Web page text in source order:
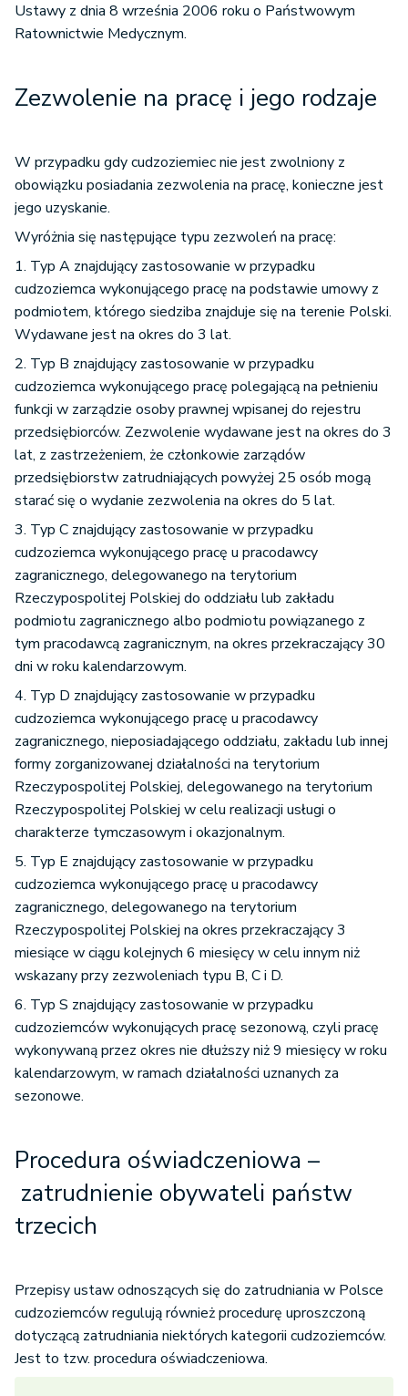
Ustawy z dnia 8 września 2006 roku o Państwowym
Ratownictwie Medycznym.
Zezwolenie na pracę i jego rodzaje
W przypadku gdy cudzoziemiec nie jest zwolniony z
obowiązku posiadania zezwolenia na pracę, konieczne jest
jego uzyskanie.
Wyróżnia się następujące typu zezwoleń na pracę:
1. Typ A znajdujący zastosowanie w przypadku
cudzoziemca wykonującego pracę na podstawie umowy z
podmiotem, którego siedziba znajduje się na terenie Polski.
Wydawane jest na okres do 3 lat.
2. Typ B znajdujący zastosowanie w przypadku
cudzoziemca wykonującego pracę polegającą na pełnieniu
funkcji w zarządzie osoby prawnej wpisanej do rejestru
przedsiębiorców. Zezwolenie wydawane jest na okres do 3
lat, z zastrzeżeniem, że członkowie zarządów
przedsiębiorstw zatrudniających powyżej 25 osób mogą
starać się o wydanie zezwolenia na okres do 5 lat.
3. Typ C znajdujący zastosowanie w przypadku
cudzoziemca wykonującego pracę u pracodawcy
zagranicznego, delegowanego na terytorium
Rzeczypospolitej Polskiej do oddziału lub zakładu
podmiotu zagranicznego albo podmiotu powiązanego z
tym pracodawcą zagranicznym, na okres przekraczający 30
dni w roku kalendarzowym.
4. Typ D znajdujący zastosowanie w przypadku
cudzoziemca wykonującego pracę u pracodawcy
zagranicznego, nieposiadającego oddziału, zakładu lub innej
formy zorganizowanej działalności na terytorium
Rzeczypospolitej Polskiej, delegowanego na terytorium
Rzeczypospolitej Polskiej w celu realizacji usługi o
charakterze tymczasowym i okazjonalnym.
5. Typ E znajdujący zastosowanie w przypadku
cudzoziemca wykonującego pracę u pracodawcy
zagranicznego, delegowanego na terytorium
Rzeczypospolitej Polskiej na okres przekraczający 3
miesiące w ciągu kolejnych 6 miesięcy w celu innym niż
wskazany przy zezwoleniach typu B, C i D.
6. Typ S znajdujący zastosowanie w przypadku
cudzoziemców wykonujących pracę sezonową, czyli pracę
wykonywaną przez okres nie dłuższy niż 9 miesięcy w roku
kalendarzowym, w ramach działalności uznanych za
sezonowe.
Procedura oświadczeniowa –
zatrudnienie obywateli państw
trzecich
Przepisy ustaw odnoszących się do zatrudniania w Polsce
cudzoziemców regulują również procedurę uproszczoną
dotyczącą zatrudniania niektórych kategorii cudzoziemców.
Jest to tzw. procedura oświadczeniowa.